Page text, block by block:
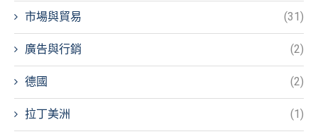
市場與貿易 (31)
廣告與行銷 (2)
德國 (2)
拉丁美洲 (1)